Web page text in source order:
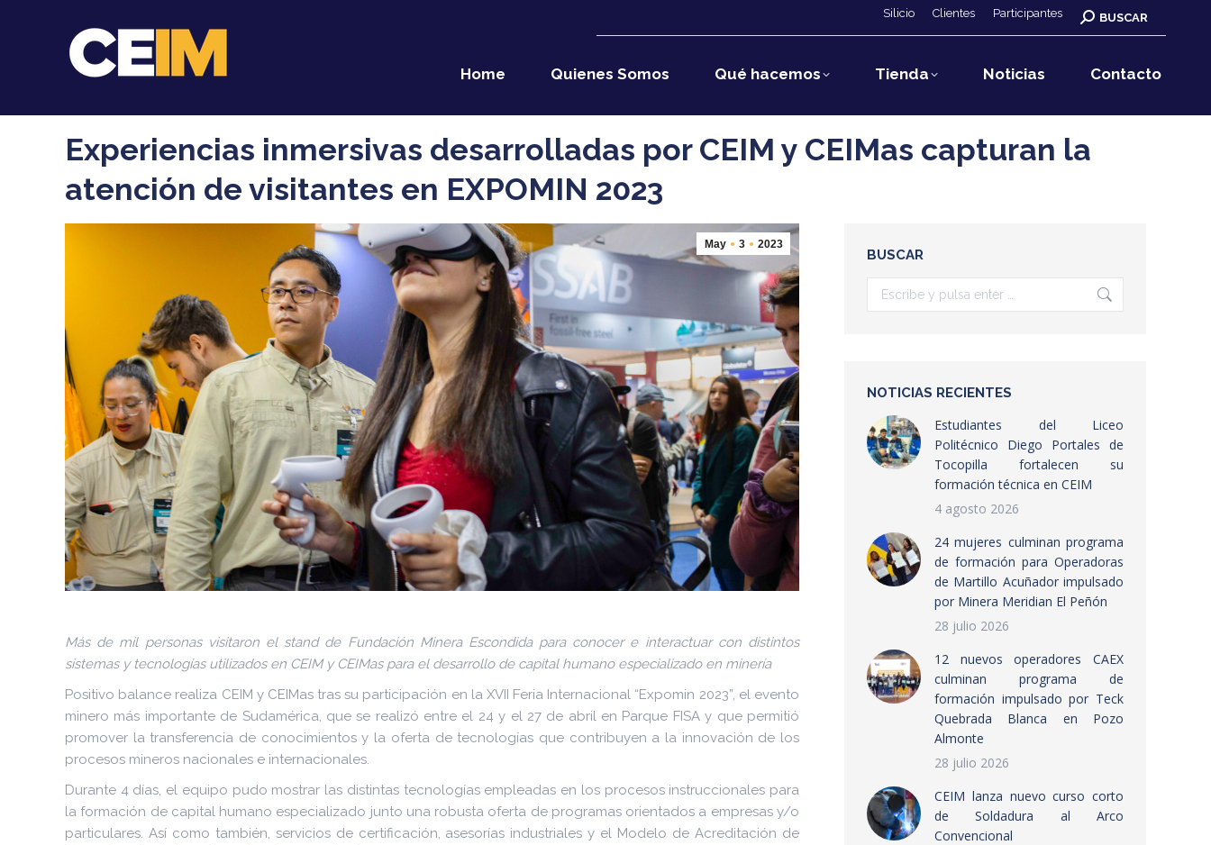
Silicio Clientes Participantes Buscar:
BUSCAR
Home Quienes Somos Qué hacemos Tienda Noticias Contacto
Experiencias inmersivas desarrolladas por CEIM y CEIMas capturan la
atención de visitantes en EXPOMIN 2023
May 3 2023
Más de mil personas visitaron el stand de Fundación Minera Escondida para conocer e interactuar con distintos
sistemas y tecnologías utilizados en CEIM y CEIMas para el desarrollo de capital humano especializado en minería
Positivo balance realiza CEIM y CEIMas tras su participación en la XVII Feria Internacional “Expomin 2023”, el evento
minero más importante de Sudamérica, que se realizó entre el 24 y el 27 de abril en Parque FISA y que permitió
promover la transferencia de conocimientos y la oferta de tecnologías que contribuyen a la innovación de los
procesos mineros nacionales e internacionales.
Durante 4 días, el equipo pudo mostrar las distintas tecnologías empleadas en los procesos instruccionales para
la formación de capital humano especializado junto una robusta oferta de programas orientados a empresas y/o
particulares. Así como también, servicios de certificación, asesorías industriales y el Modelo de Acreditación de
BUSCAR
Buscar:
NOTICIAS RECIENTES
Estudiantes del Liceo
Politécnico Diego Portales de
Tocopilla fortalecen su
formación técnica en CEIM
4 agosto 2026
24 mujeres culminan programa
de formación para Operadoras
de Martillo Acuñador impulsado
por Minera Meridian El Peñón
28 julio 2026
12 nuevos operadores CAEX
culminan programa de
formación impulsado por Teck
Quebrada Blanca en Pozo
Almonte
28 julio 2026
CEIM lanza nuevo curso corto
de Soldadura al Arco
Convencional